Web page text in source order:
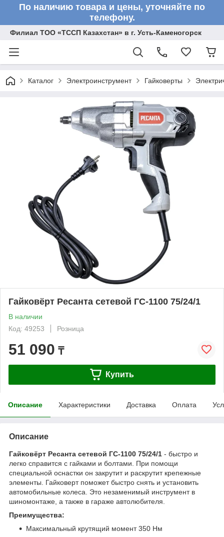
По наличию товара и цены, уточняйте по
телефону.
Филиал ТОО «ТССП Казахстан» в г. Усть-Каменогорск
Каталог Электроинструмент Гайковерты
Гайковёрт Ресанта сетевой ГС-1100 75/24/1
В наличии
Код: 49253
Розница
51 090 ₸
Купить
Описание Характеристики Доставка Оплата
Описание
Гайковёрт Ресанта сетевой ГС-1100 75/24/1 - быстро и
легко справится с гайками и болтами. При помощи
специальной оснастки он закрутит и раскрутит крепежные
элементы. Гайковерт поможет быстро снять и установить
автомобильные колеса. Это незаменимый инструмент в
шиномонтаже, а также в гараже автолюбителя.
Преимущества:
Максимальный крутящий момент 350 Нм